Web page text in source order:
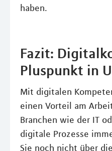
haben.
Fazit:
Pluspunkt in
Mit digitalen
einen Vorteil am
Branchen wie der IT
digitale Prozesse
Sie noch nicht über